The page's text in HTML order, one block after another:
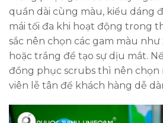
quần dài cùng màu, kiểu dáng
mái tối đa khi hoạt động trong
sắc nên chọn các gam màu như
hoặc trắng để tạo sự dịu mắt.
đồng phục scrubs thì nên chọn
viên lễ tân để khách hàng dễ